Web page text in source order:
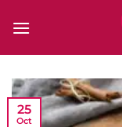
au
25
Oct